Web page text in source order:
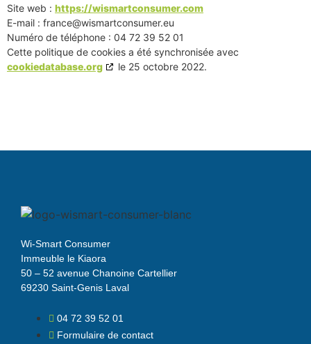
Site web : https://wismartconsumer.com
E-mail : france@wismartconsumer.eu
Numéro de téléphone : 04 72 39 52 01
Cette politique de cookies a été synchronisée avec
cookiedatabase.org
le 25 octobre 2022.
Wi-Smart Consumer
Immeuble le Kiaora
50 – 52 avenue Chanoine Cartellier
69230 Saint-Genis Laval
04 72 39 52 01
Formulaire de contact